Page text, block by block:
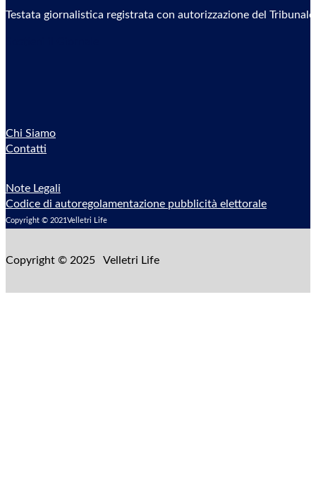
Testata giornalistica registrata con autorizzazione del
Chi Siamo
Contatti
Note Legali
Codice di autoregolamentazione pubblicità elettorale
Copyright © 2021Velletri Life
Copyright © 2025 Velletri Life